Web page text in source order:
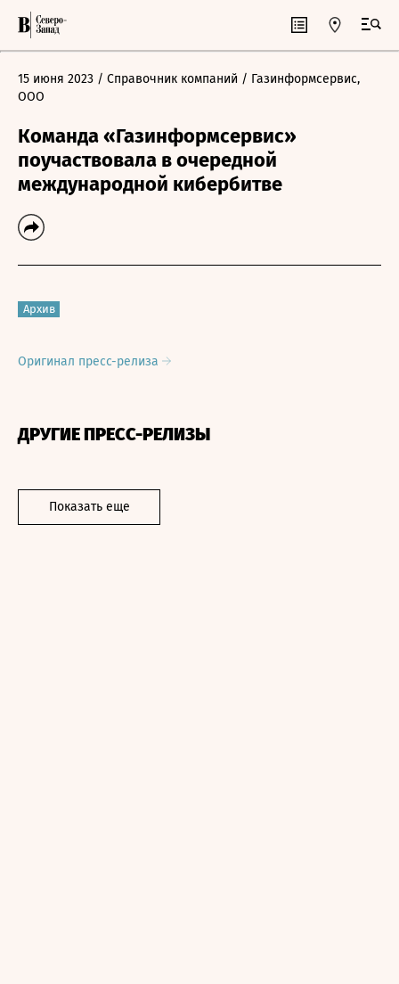
15 июня 2023 / Справочник компаний / Газинформсервис,
ООО
Команда «Газинформсервис»
поучаствовала в очередной
международной кибербитве
Архив
Оригинал пресс-релиза
ДРУГИЕ ПРЕСС-РЕЛИЗЫ
Показать еще